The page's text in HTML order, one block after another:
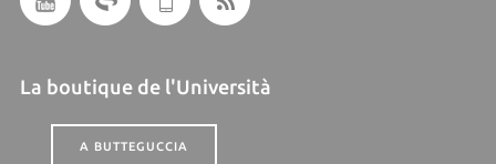
La boutique de l'Università
A BUTTEGUCCIA